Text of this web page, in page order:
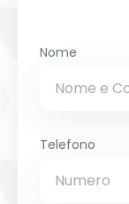
Nome
Telefono